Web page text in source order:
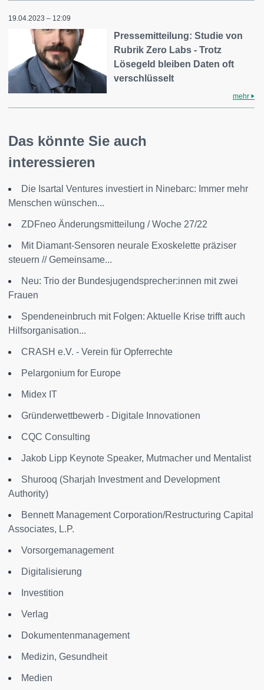
19.04.2023 – 12:09
Pressemitteilung: Studie von
Rubrik Zero Labs - Trotz
Lösegeld bleiben Daten oft
verschlüsselt
mehr
Das könnte Sie auch
interessieren
Die Isartal Ventures investiert in Ninebarc: Immer mehr
Menschen wünschen...
ZDFneo Änderungsmitteilung / Woche 27/22
Mit Diamant-Sensoren neurale Exoskelette präziser
steuern // Gemeinsame...
Neu: Trio der Bundesjugendsprecher:innen mit zwei
Frauen
Spendeneinbruch mit Folgen: Aktuelle Krise trifft auch
Hilfsorganisation...
CRASH e.V. - Verein für Opferrechte
Pelargonium for Europe
Midex IT
Gründerwettbewerb - Digitale Innovationen
CQC Consulting
Jakob Lipp Keynote Speaker, Mutmacher und Mentalist
Shurooq (Sharjah Investment and Development
Authority)
Bennett Management Corporation/Restructuring Capital
Associates, L.P.
Vorsorgemanagement
Digitalisierung
Investition
Verlag
Dokumentenmanagement
Medizin, Gesundheit
Medien